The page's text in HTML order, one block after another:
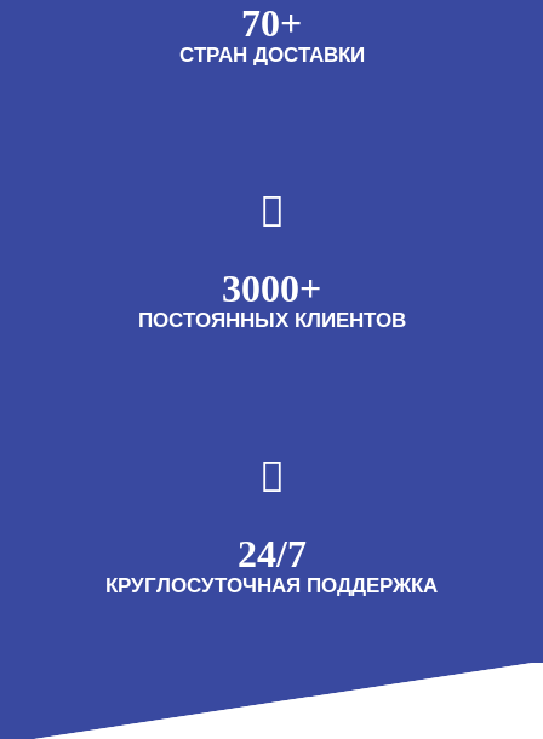
70+
СТРАН ДОСТАВКИ
3000+
ПОСТОЯННЫХ КЛИЕНТОВ
24/7
КРУГЛОСУТОЧНАЯ ПОДДЕРЖКА